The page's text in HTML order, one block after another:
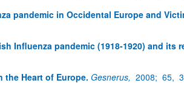
pandemic in Occidental Europe and
Influenza pandemic (1918-1920) and its
the Heart of Europe. Gesnerus, 2008; 65,